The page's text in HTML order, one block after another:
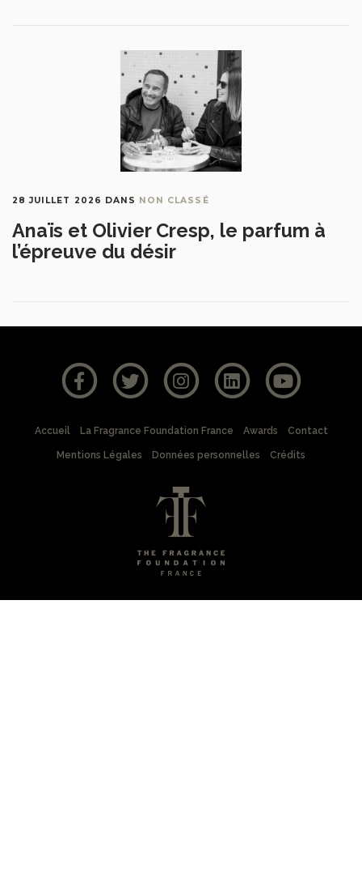
28 JUILLET 2026 DANS NON CLASSÉ
Anaïs et Olivier Cresp, le parfum à
l’épreuve du désir
Accueil La Fragrance Foundation France Awards Contact
Mentions Légales Données personnelles Crédits